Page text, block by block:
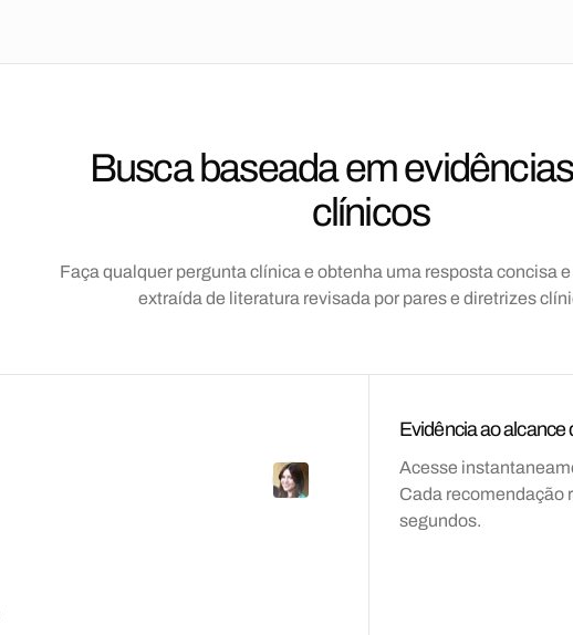
Busca baseada em
clínicos
Faça qualquer pergunta clínica e obtenha uma resposta concisa
extraída de literatura revisada por pares e diretrizes
Evidência ao alcance
Acesse
Cada recomendação
segundos.